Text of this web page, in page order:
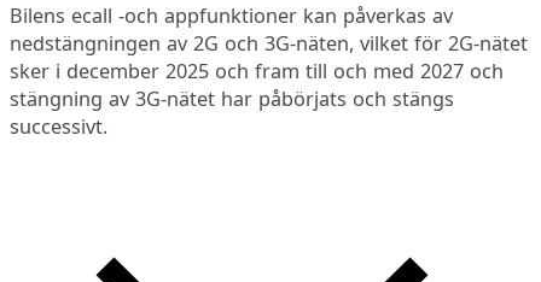
Bilens ecall -och appfunktioner kan påverkas av
nedstängningen av 2G och 3G-näten, vilket för 2G-nätet
sker i december 2025 och fram till och med 2027 och
stängning av 3G-nätet har påbörjats och stängs
successivt.